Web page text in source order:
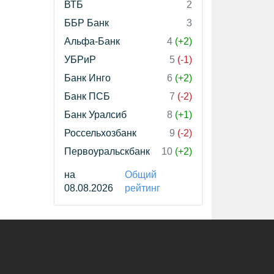
ВТБ
2
ББР Банк
3
Альфа-Банк
4 (+2)
УБРиР
5 (-1)
Банк Инго
6 (+2)
Банк ПСБ
7 (-2)
Банк Уралсиб
8 (+1)
Россельхозбанк
9 (-2)
Первоуральскбанк
10 (+2)
на
08.08.2026
Общий
рейтинг